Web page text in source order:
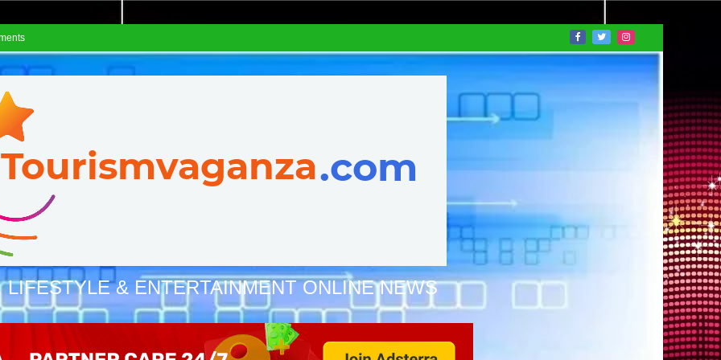
LIFESTYLE & ENTERTAINMENT ONLINE NEWS